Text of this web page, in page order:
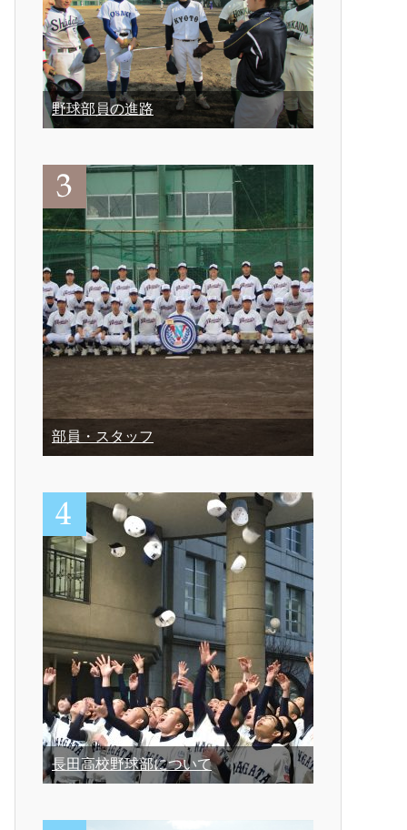
野球部員の進路
部員・スタッフ
長田高校野球部について